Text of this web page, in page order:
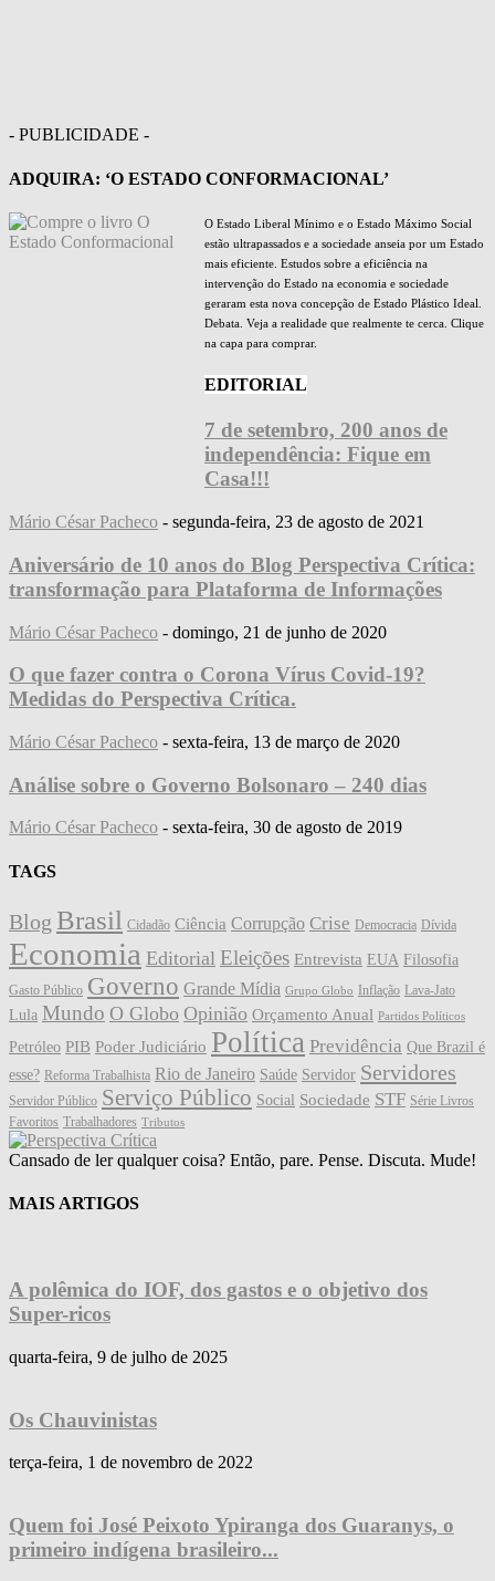
- PUBLICIDADE -
ADQUIRA: ‘O ESTADO CONFORMACIONAL’
O Estado Liberal Mínimo e o Estado Máximo Social
estão ultrapassados e a sociedade anseia por um Estado
mais eficiente. Estudos sobre a eficiência na
intervenção do Estado na economia e sociedade
geraram esta nova concepção de Estado Plástico Ideal.
Debata. Veja a realidade que realmente te cerca. Clique
na capa para comprar.
EDITORIAL
7 de setembro, 200 anos de
independência: Fique em
Casa!!!
Mário César Pacheco - segunda-feira, 23 de agosto de 2021
Aniversário de 10 anos do Blog Perspectiva Crítica:
transformação para Plataforma de Informações
Mário César Pacheco - domingo, 21 de junho de 2020
O que fazer contra o Corona Vírus Covid-19?
Medidas do Perspectiva Crítica.
Mário César Pacheco - sexta-feira, 13 de março de 2020
Análise sobre o Governo Bolsonaro – 240 dias
Mário César Pacheco - sexta-feira, 30 de agosto de 2019
TAGS
Blog Brasil Cidadão Ciência Corrupção Crise Democracia Dívida
Economia Editorial Eleições Entrevista EUA Filosofia
Gasto Público Governo Grande Mídia Grupo Globo Inflação Lava-Jato
Lula Mundo O Globo Opinião Orçamento Anual Partidos Políticos
Petróleo PIB Poder Judiciário Política Previdência Que Brazil é
esse? Reforma Trabalhista Rio de Janeiro Saúde Servidor Servidores
Servidor Público Serviço Público Social Sociedade STF Série Livros
Favoritos Trabalhadores Tributos
Cansado de ler qualquer coisa? Então, pare. Pense. Discuta. Mude!
MAIS ARTIGOS
A polêmica do IOF, dos gastos e o objetivo dos
Super-ricos
quarta-feira, 9 de julho de 2025
Os Chauvinistas
terça-feira, 1 de novembro de 2022
Quem foi José Peixoto Ypiranga dos Guaranys, o
primeiro indígena brasileiro...